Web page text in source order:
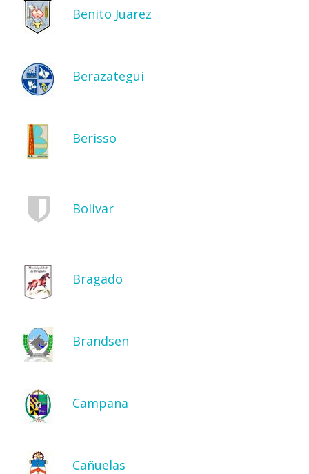
Benito Juarez
Berazategui
Berisso
Bolivar
Bragado
Brandsen
Campana
Cañuelas